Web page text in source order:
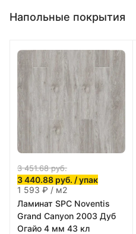
Напольные покрытия
3 451.68руб.
3 440.88 руб. / упак
1 593 ₽ / м2
Ламинат SPC Noventis
Grand Сanyon 2003 Дуб
Огайо 4 мм 43 кл